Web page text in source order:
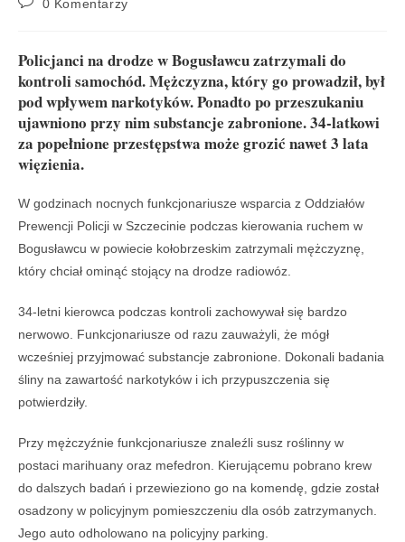
0 Komentarzy
Policjanci na drodze w Bogusławcu zatrzymali do
kontroli samochód. Mężczyzna, który go prowadził, był
pod wpływem narkotyków. Ponadto po przeszukaniu
ujawniono przy nim substancje zabronione. 34-latkowi
za popełnione przestępstwa może grozić nawet 3 lata
więzienia.
W godzinach nocnych funkcjonariusze wsparcia z Oddziałów
Prewencji Policji w Szczecinie podczas kierowania ruchem w
Bogusławcu w powiecie kołobrzeskim zatrzymali mężczyznę,
który chciał ominąć stojący na drodze radiowóz.
34-letni kierowca podczas kontroli zachowywał się bardzo
nerwowo. Funkcjonariusze od razu zauważyli, że mógł
wcześniej przyjmować substancje zabronione. Dokonali badania
śliny na zawartość narkotyków i ich przypuszczenia się
potwierdziły.
Przy mężczyźnie funkcjonariusze znaleźli susz roślinny w
postaci marihuany oraz mefedron. Kierującemu pobrano krew
do dalszych badań i przewieziono go na komendę, gdzie został
osadzony w policyjnym pomieszczeniu dla osób zatrzymanych.
Jego auto odholowano na policyjny parking.